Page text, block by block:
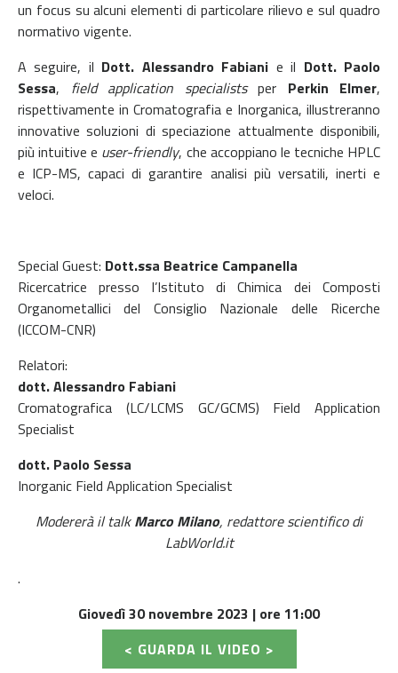
un focus su alcuni elementi di particolare rilievo e sul quadro
normativo vigente.
A seguire, il Dott. Alessandro Fabiani e il Dott. Paolo
Sessa, field application specialistsper Perkin Elmer,
rispettivamente in Cromatografia e Inorganica, illustreranno
innovative soluzioni di speciazione attualmente disponibili,
più intuitive e user-friendly, che accoppiano le tecniche HPLC
e ICP-MS, capaci di garantire analisi più versatili, inerti e
veloci.
Special Guest: Dott.ssa Beatrice Campanella
Ricercatrice presso l’Istituto di Chimica dei Composti
Organometallici del Consiglio Nazionale delle Ricerche
(ICCOM-CNR)
Relatori:
dott. Alessandro Fabiani
Cromatografica (LC/LCMS GC/GCMS) Field Application
Specialist
dott. Paolo Sessa
Inorganic Field Application Specialist
Modererà il talkMarco Milano, redattore scientifico di
LabWorld.it
.
Giovedì 30 novembre 2023 | ore 11:00
< GUARDA IL VIDEO >